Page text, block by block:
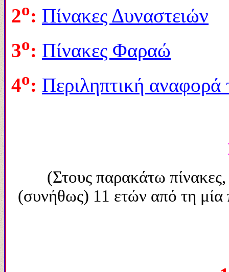
2ο: Πίνακες Δυναστειών
3ο: Πίνακες Φαραώ
4ο: Περιληπτική αναφορά
(Στους παρακάτω
(συνήθως) 11 ετών από τη μία